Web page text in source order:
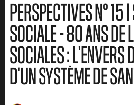
PERSPECTIVES N° 15
SOCIALE - 80 ANS DE
SOCIALES : L'ENVERS
D'UN SYSTÈME DE